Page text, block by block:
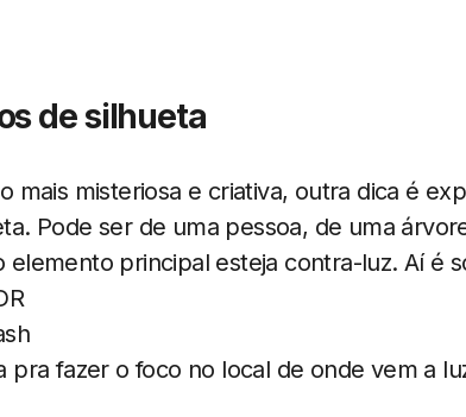
de silhueta
mais misteriosa e criativa, outra dica é
Pode ser de uma pessoa, de uma
elemento principal esteja contra-luz. Aí é
pra fazer o foco no local de onde vem a